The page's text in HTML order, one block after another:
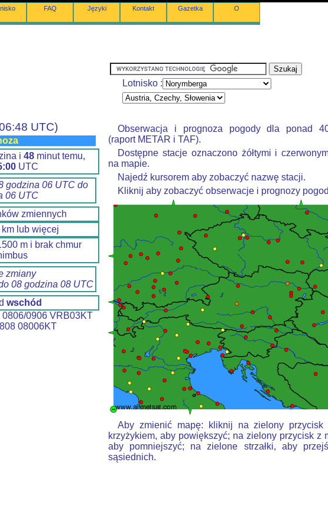
FAQ Języki Kontakt Gazetka O
Lotnisko :
UTC)
i 48minut temu,
UTC
godzina 06 UTC do
06 UTC
zmiennych
lub więcej
m i brak chmur
zmiany
08 godzina 08 UTC
wschód
0906 VRB03KT
08006KT
Obserwacja i prognoza pogody dla ponad
(raport METAR i TAF).
Dostępne stacje oznaczono żółtymi i
na mapie.
Najedź kursorem aby zobaczyć nazwę stacji.
Kliknij aby zobaczyć obserwacje i prognozy
Aby zmienić mapę: kliknij na zielony przycisk
krzyżykiem, aby powiększyć; na zielony przycisk z
aby pomniejszyć; na zielone strzałki, aby
sąsiednich.